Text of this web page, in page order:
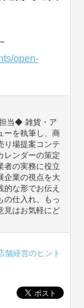
open-
当◆ 雑貨・ア
ーを執筆し、商
り場提案コンテ
レンダーの策定
者の実務に役立
企業の視点を大
的な形でお伝え
の仕入れ、もっ
見はお気軽にど
舗経営のヒント